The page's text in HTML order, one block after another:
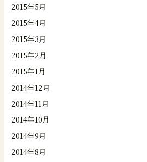
2015年5月
2015年4月
2015年3月
2015年2月
2015年1月
2014年12月
2014年11月
2014年10月
2014年9月
2014年8月